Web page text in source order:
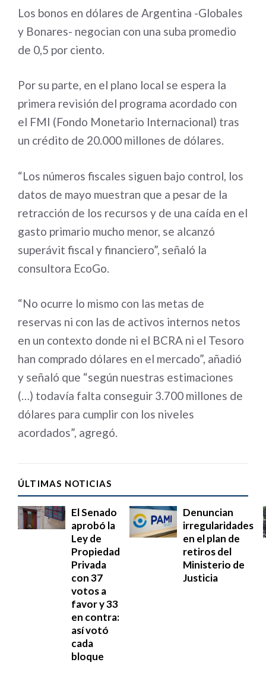
Los bonos en dólares de Argentina -Globales
y Bonares- negocian con una suba promedio
de 0,5 por ciento.
Por su parte, en el plano local se espera la
primera revisión del programa acordado con
el FMI (Fondo Monetario Internacional) tras
un crédito de 20.000 millones de dólares.
“Los números fiscales siguen bajo control, los
datos de mayo muestran que a pesar de la
retracción de los recursos y de una caída en el
gasto primario mucho menor, se alcanzó
superávit fiscal y financiero”, señaló la
consultora EcoGo.
“No ocurre lo mismo con las metas de
reservas ni con las de activos internos netos
en un contexto donde ni el BCRA ni el Tesoro
han comprado dólares en el mercado”, añadió
y señaló que “según nuestras estimaciones
(…) todavía falta conseguir 3.700 millones de
dólares para cumplir con los niveles
acordados”, agregó.
ÚLTIMAS NOTICIAS
El Senado
aprobó la
Ley de
Propiedad
Privada
con 37
votos a
favor y 33
en contra:
así votó
cada
bloque
Denuncian
irregularidades
en el plan de
retiros del
Ministerio de
Justicia